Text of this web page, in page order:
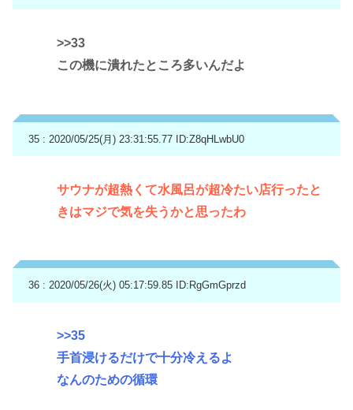
>>33
この機に潰れたところ多いんだよ
35 : 2020/05/25(月) 23:31:55.77 ID:Z8qHLwbU0
サウナが超熱くて水風呂が超冷たい店行ったと
きはマジで気を失うかと思ったわ
36 : 2020/05/26(火) 05:17:59.85 ID:RgGmGprzd
>>35
手首浸けるだけで十分冷えるよ
なんのための循環